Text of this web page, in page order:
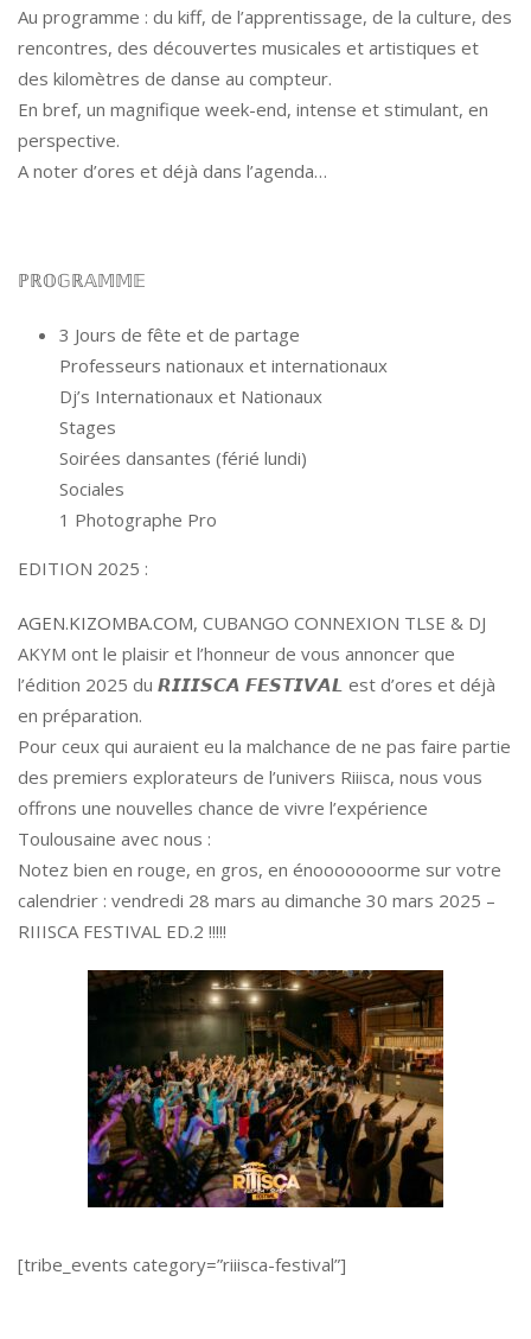
Au programme : du kiff, de l’apprentissage, de la culture, des
rencontres, des découvertes musicales et artistiques et
des kilomètres de danse au compteur.
En bref, un magnifique week-end, intense et stimulant, en
perspective.
A noter d’ores et déjà dans l’agenda…
ℙℝ𝕆𝔾ℝ𝔸𝕄𝕄𝔼
3 Jours de fête et de partage
Professeurs nationaux et internationaux
Dj’s Internationaux et Nationaux
Stages
Soirées dansantes (férié lundi)
Sociales
1 Photographe Pro
EDITION 2025 :
AGEN.KIZOMBA.COM, CUBANGO CONNEXION TLSE & DJ
AKYM ont le plaisir et l’honneur de vous annoncer que
l’édition 2025 du 𝙍𝙄𝙄𝙄𝙎𝘾𝘼 𝙁𝙀𝙎𝙏𝙄𝙑𝘼𝙇 est d’ores et déjà
en préparation.
Pour ceux qui auraient eu la malchance de ne pas faire partie
des premiers explorateurs de l’univers Riiisca, nous vous
offrons une nouvelles chance de vivre l’expérience
Toulousaine avec nous :
Notez bien en rouge, en gros, en énooooooorme sur votre
calendrier : vendredi 28 mars au dimanche 30 mars 2025 –
RIIISCA FESTIVAL ED.2 !!!!!
[tribe_events category=”riiisca-festival”]